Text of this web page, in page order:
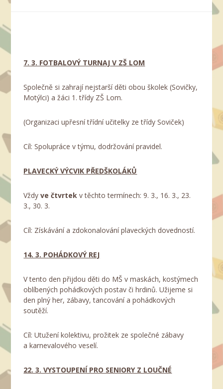
7. 3. FOTBALOVÝ TURNAJ V ZŠ LOM
Společně si zahrají nejstarší děti obou školek (Sovičky,
Motýlci) a žáci 1. třídy ZŠ Lom.
(Organizaci upřesní třídní učitelky ze třídy Soviček)
Cíl: Spolupráce v týmu, dodržování pravidel.
PLAVECKÝ VÝCVIK PŘEDŠKOLÁKŮ
Vždyve čtvrtek v těchto termínech: 9. 3., 16. 3., 23.
3., 30. 3.
Cíl: Získávání a zdokonalování plaveckých dovedností.
14. 3. POHÁDKOVÝ REJ
V tento den přijdou děti do MŠ v maskách, kostýmech
oblíbených pohádkových postav či hrdinů. Užijeme si
den plný her, zábavy, tancování a pohádkových
soutěží.
Cíl: Utužení kolektivu, prožitek ze společné zábavy
a karnevalového veselí.
22. 3. VYSTOUPENÍ PRO SENIORY Z LOUČNÉ